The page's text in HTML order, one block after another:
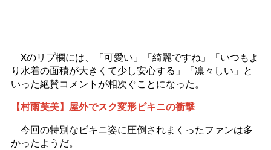
Xのリプ欄には、「可愛い」「綺麗ですね」「いつもよ
り水着の面積が大きくて少し安心する」「凛々しい」と
いった絶賛コメントが相次ぐことになった。
【村雨芙美】屋外でスク変形ビキニの衝撃
今回の特別なビキニ姿に圧倒されまくったファンは多
かったようだ。